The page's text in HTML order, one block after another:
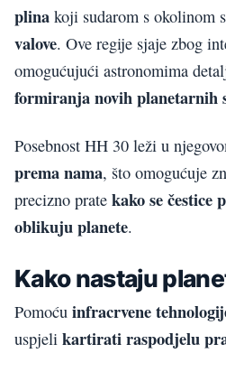
plina koji sudarom s okolinom
valove. Ove regije sjaje zbog
omogućujući astronomima
formiranja novih planetarnih
Posebnost HH 30 leži u
prema nama, što omogućuje
precizno prate kako se čestice
oblikuju planete.
Kako nastaju
Pomoću infracrvene
uspjeli kartirati raspodjelu